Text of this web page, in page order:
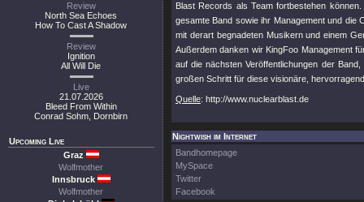
Review
North Sea Echoes
How To Cast A Shadow
Review
Ignition
All Will Die
Live
21.07.2026
Bleed From Within
Conrad Sohm, Dornbirn
Upcoming Live
Graz
Wolfmother
Innsbruck
Wolfmother
Blast Records als Team fortbestehen
gesamte Band sowie ihr Management und
mit derart begnadeten Musikern und einem
Außerdem danken wir KingFoo Management
auf die nächsten Veröffentlichungen der
großen Schritt für diese visionäre,
Quelle: http://www.nuclearblast.de
Nightwish im Internet
Bandhomepage
MySpace
Twitter
Facebook